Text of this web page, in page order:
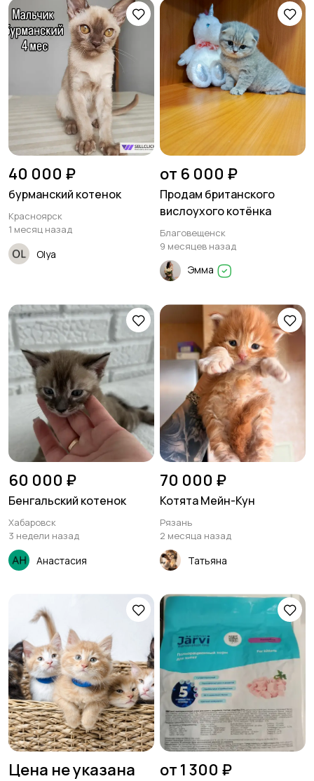
40 000 ₽
бурманский котенок
Красноярск
1 месяц назад
Olya
от 6 000 ₽
Продам британского
вислоухого котёнка
Благовещенск
9 месяцев назад
Эмма
60 000 ₽
Бенгальский котенок
Хабаровск
3 недели назад
Анастасия
70 000 ₽
Котята Мейн-Кун
Рязань
2 месяца назад
Татьяна
Цена не указана от 1 300 ₽